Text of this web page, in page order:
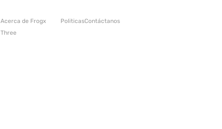
Acerca de Frogx
Three
PoliticasContáctanos